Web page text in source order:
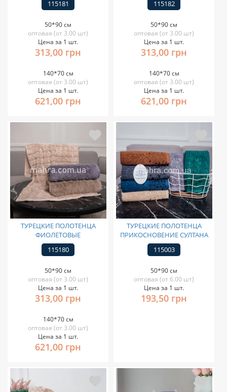
115181
50*90 см
оптовая (от 3.00 шт)
Цена за 1 шт.
313,00 грн
140*70 см
оптовая (от 3.00 шт)
Цена за 1 шт.
621,00 грн
115182
50*90 см
оптовая (от 3.00 шт)
Цена за 1 шт.
313,00 грн
140*70 см
оптовая (от 3.00 шт)
Цена за 1 шт.
621,00 грн
ТУРЕЦКИЕ ПОЛОТЕНЦА
ФИОЛЕТОВЫЕ
115180
50*90 см
оптовая (от 3.00 шт)
Цена за 1 шт.
313,00 грн
140*70 см
оптовая (от 3.00 шт)
Цена за 1 шт.
621,00 грн
ТУРЕЦКИЕ ПОЛОТЕНЦА
ПРИКОСНОВЕНИЕ СУЛТАНА
115003
50*90 см
оптовая (от 6.00 шт)
Цена за 1 шт.
193,50 грн